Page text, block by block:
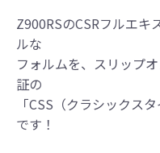
Z900RSのCSRフルエキ
ルな
フォルムを、スリップ
証の
「CSS（クラシックス
です！